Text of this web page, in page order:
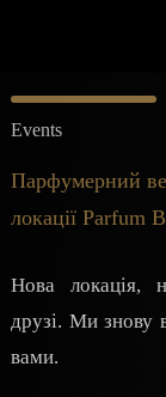
Events
Парфумерний
локації Parfum
Нова локація,
друзі. Ми знову
вами.